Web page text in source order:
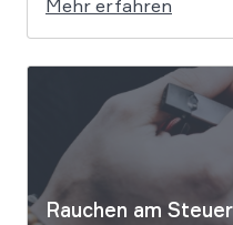
Flughafen – wenn
die alles
eigentlich […]
Mehr erfahren
Rauchen am